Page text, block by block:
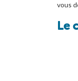
vous
Le